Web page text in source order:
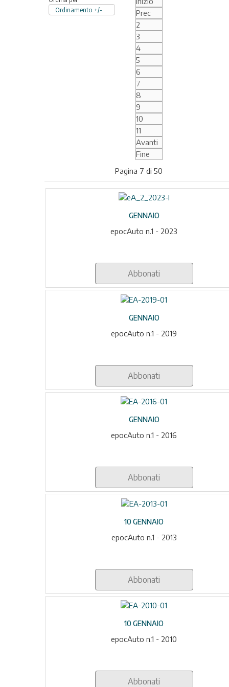
Ordinamento +/-
Prec
2
3
4
5
6
7
8
9
10
11
Avanti
Fine
Pagina 7 di 50
GENNAIO
epocAuto n.1 - 2023
Abbonati
GENNAIO
epocAuto n.1 - 2019
Abbonati
GENNAIO
epocAuto n.1 - 2016
Abbonati
10 GENNAIO
epocAuto n.1 - 2013
Abbonati
10 GENNAIO
epocAuto n.1 - 2010
Abbonati